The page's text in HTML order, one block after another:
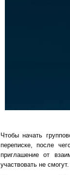
Чтобы начать
переписке, после
приглашение от
участвовать не смогут.